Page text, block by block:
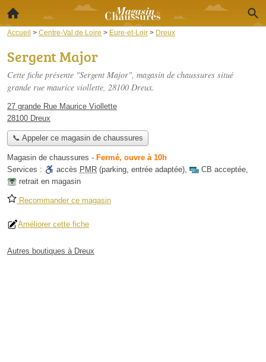
Accueil > Centre-Val de Loire > Eure-et-Loir > Dreux
Sergent Major
Cette fiche présente "Sergent Major", magasin de chaussures situé
grande rue maurice viollette, 28100 Dreux.
27 grande Rue Maurice Viollette
28100 Dreux
📞 Appeler ce magasin de chaussures
Magasin de chaussures - Fermé, ouvre à 10h
Services :
accès PMR (parking, entrée adaptée), CB acceptée,
retrait en magasin
Recommander ce magasin
Améliorer cette fiche
Autres boutiques à Dreux